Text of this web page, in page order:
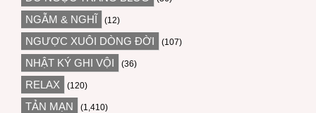
NGẪM & NGHĨ (12)
NGƯỢC XUÔI DÒNG ĐỜI (107)
NHẬT KÝ GHI VỘI (36)
RELAX (120)
TẢN MẠN (1,410)